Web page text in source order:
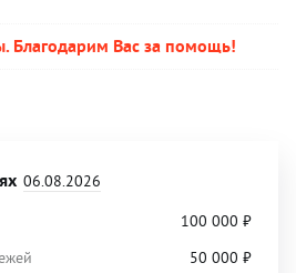
Благодарим Вас за помощь!
06.08.2026
100 000 ₽
50 000 ₽